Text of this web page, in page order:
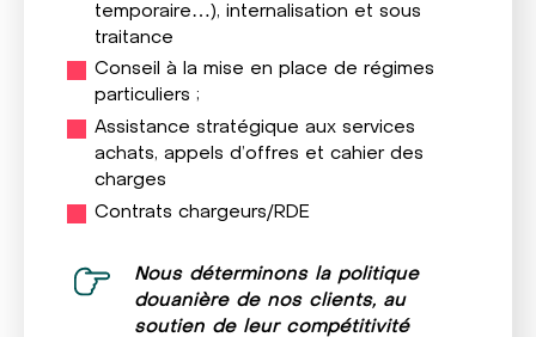
temporaire…), internalisation et sous
traitance
Conseil à la mise en place de régimes
particuliers ;
Assistance stratégique aux services
achats, appels d'offres et cahier des
charges
Contrats chargeurs/RDE
Nous déterminons la politique
douanière de nos clients, au
soutien de leur compétitivité